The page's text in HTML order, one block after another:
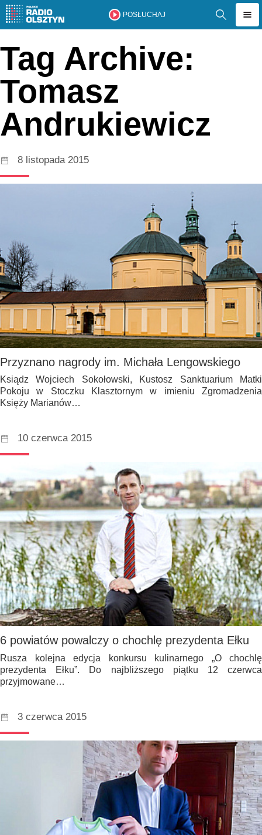
POSŁUCHAJ
Tag Archive:
Tomasz
Andrukiewicz
8 listopada 2015
Przyznano nagrody im. Michała Lengowskiego
Ksiądz Wojciech Sokołowski, Kustosz Sanktuarium Matki
Pokoju w Stoczku Klasztornym w imieniu Zgromadzenia
Księży Marianów…
10 czerwca 2015
6 powiatów powalczy o chochlę prezydenta Ełku
Rusza kolejna edycja konkursu kulinarnego „O chochlę
prezydenta Ełku”. Do najbliższego piątku 12 czerwca
przyjmowane…
3 czerwca 2015